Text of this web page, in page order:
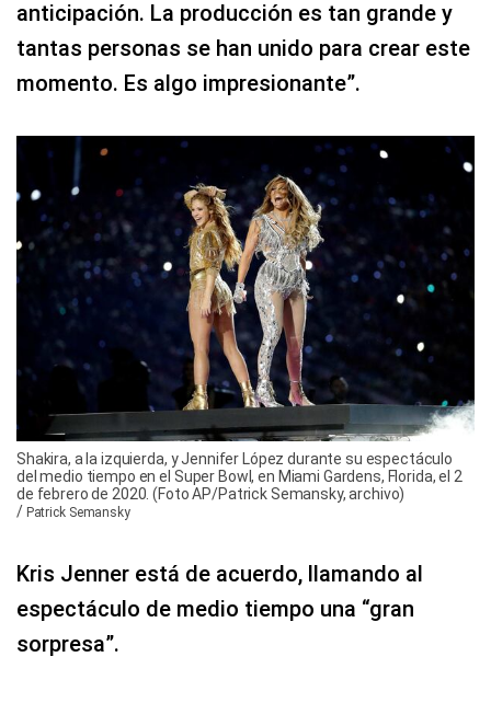
anticipación. La producción es tan grande y
tantas personas se han unido para crear este
momento. Es algo impresionante”.
Shakira, a la izquierda, y Jennifer López durante su espectáculo
del medio tiempo en el Super Bowl, en Miami Gardens, Florida, el 2
de febrero de 2020. (Foto AP/Patrick Semansky, archivo)
/ Patrick Semansky
Kris Jenner está de acuerdo, llamando al
espectáculo de medio tiempo una “gran
sorpresa”.